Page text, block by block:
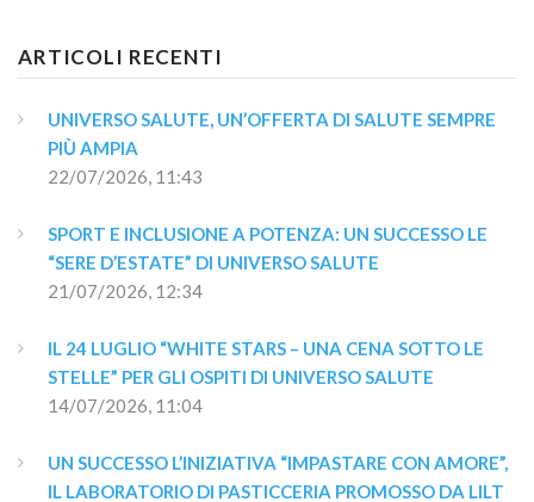
ARTICOLI RECENTI
UNIVERSO SALUTE, UN’OFFERTA DI SALUTE SEMPRE
PIÙ AMPIA
22/07/2026, 11:43
SPORT E INCLUSIONE A POTENZA: UN SUCCESSO LE
“SERE D’ESTATE” DI UNIVERSO SALUTE
21/07/2026, 12:34
IL 24 LUGLIO “WHITE STARS – UNA CENA SOTTO LE
STELLE” PER GLI OSPITI DI UNIVERSO SALUTE
14/07/2026, 11:04
UN SUCCESSO L’INIZIATIVA “IMPASTARE CON AMORE”,
IL LABORATORIO DI PASTICCERIA PROMOSSO DA LILT